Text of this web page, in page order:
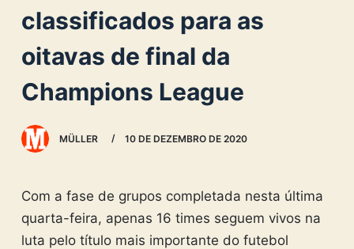
o
n
e
classificados para as
oitavas de final da
Champions League
MÜLLER 10 DE DEZEMBRO DE 2020
Com a fase de grupos completada nesta última
quarta-feira, apenas 16 times seguem vivos na
luta pelo título mais importante do futebol